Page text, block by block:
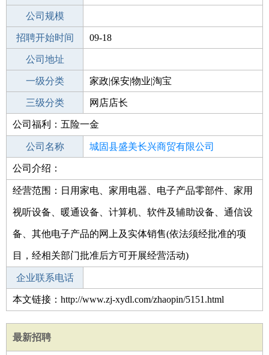
工作地点
公司规模
公司电话
招聘开始时间 09-18
招聘结束时间
公司地址
一级分类 家政|保安|物业|淘宝
二级分类 淘宝/网店
三级分类 网店店长
其他行业
公司福利：五险一金
公司名称 城固县盛美长兴商贸有限公司
公司类型
公司介绍：
经营范围：日用家电、家用电器、电子产品零部件、家用
视听设备、暖通设备、计算机、软件及辅助设备、通信设
备、其他电子产品的网上及实体销售(依法须经批准的项
目，经相关部门批准后方可开展经营活动)
企业联系电话
本文链接：http://www.zj-xydl.com/zhaopin/5151.html
最新招聘